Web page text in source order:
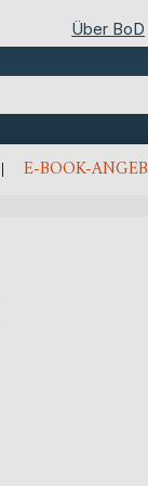
Über BoD
E-BOOK-